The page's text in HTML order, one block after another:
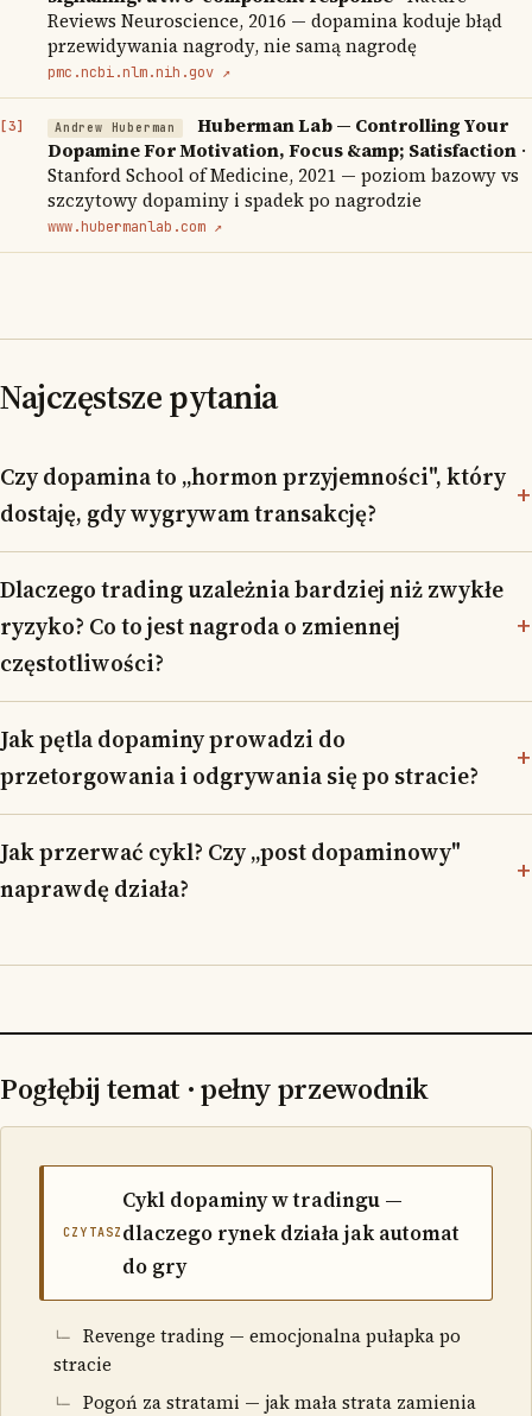
Reviews Neuroscience, 2016 — dopamina koduje błąd
przewidywania nagrody, nie samą nagrodę
pmc.ncbi.nlm.nih.gov ↗
Andrew Huberman
Huberman Lab — Controlling Your
Dopamine For Motivation, Focus &amp; Satisfaction ·
Stanford School of Medicine, 2021 — poziom bazowy vs
szczytowy dopaminy i spadek po nagrodzie
www.hubermanlab.com ↗
Najczęstsze pytania
Czy dopamina to „hormon przyjemności", który
dostaję, gdy wygrywam transakcję?
Dlaczego trading uzależnia bardziej niż zwykłe
ryzyko? Co to jest nagroda o zmiennej
częstotliwości?
Jak pętla dopaminy prowadzi do
przetorgowania i odgrywania się po stracie?
Jak przerwać cykl? Czy „post dopaminowy"
naprawdę działa?
Pogłębij temat · pełny przewodnik
CZYTASZ
Cykl dopaminy w tradingu —
dlaczego rynek działa jak automat
do gry
Revenge trading — emocjonalna pułapka po
stracie
Pogoń za stratami — jak mała strata zamienia